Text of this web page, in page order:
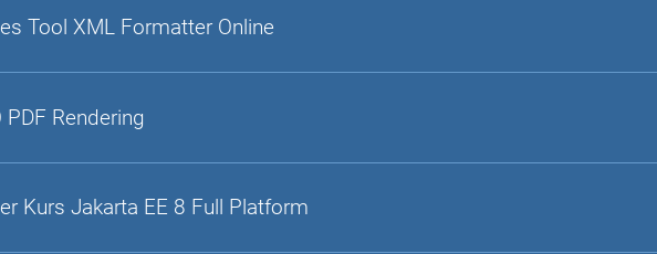
Tool XML Formatter Online
PDF Rendering
Kurs Jakarta EE 8 Full Platform